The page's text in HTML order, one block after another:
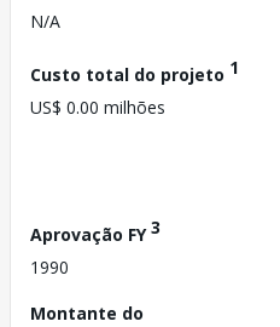
N/A
Custo total do projeto 1
US$ 0.00 milhões
Aprovação FY3
1990
Montante do